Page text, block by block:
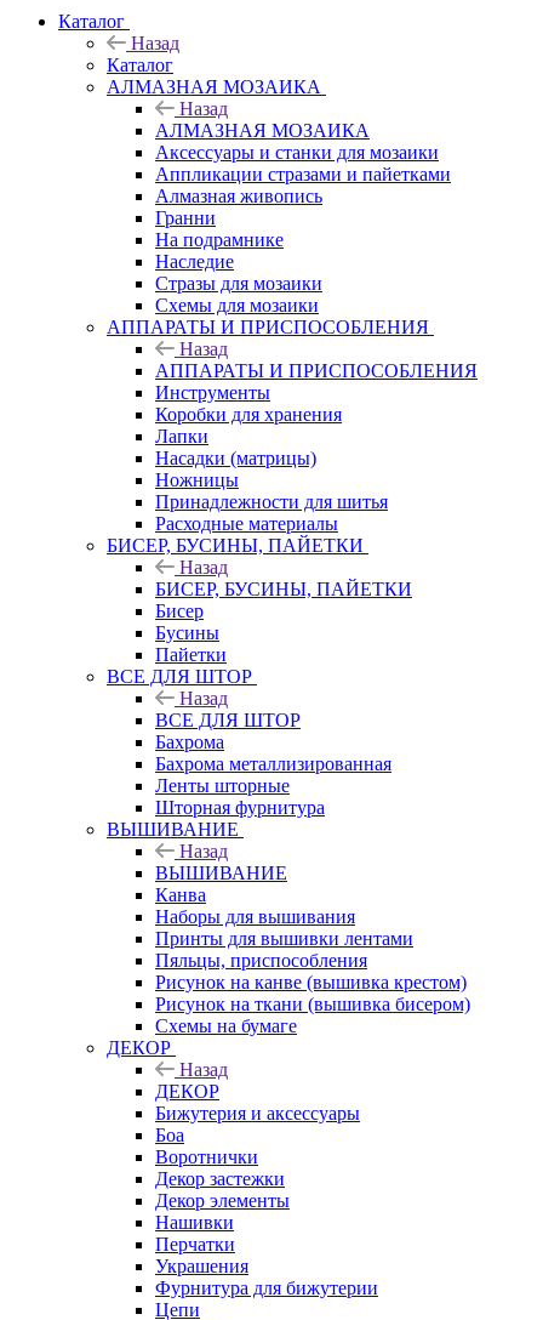
Каталог
Назад
Каталог
АЛМАЗНАЯ МОЗАИКА
Назад
АЛМАЗНАЯ МОЗАИКА
Аксессуары и станки для мозаики
Аппликации стразами и пайетками
Алмазная живопись
Гранни
На подрамнике
Наследие
Стразы для мозаики
Схемы для мозаики
АППАРАТЫ И ПРИСПОСОБЛЕНИЯ
Назад
АППАРАТЫ И ПРИСПОСОБЛЕНИЯ
Инструменты
Коробки для хранения
Лапки
Насадки (матрицы)
Ножницы
Принадлежности для шитья
Расходные материалы
БИСЕР, БУСИНЫ, ПАЙЕТКИ
Назад
БИСЕР, БУСИНЫ, ПАЙЕТКИ
Бисер
Бусины
Пайетки
ВСЕ ДЛЯ ШТОР
Назад
ВСЕ ДЛЯ ШТОР
Бахрома
Бахрома металлизированная
Ленты шторные
Шторная фурнитура
ВЫШИВАНИЕ
Назад
ВЫШИВАНИЕ
Канва
Наборы для вышивания
Принты для вышивки лентами
Пяльцы, приспособления
Рисунок на канве (вышивка крестом)
Рисунок на ткани (вышивка бисером)
Схемы на бумаге
ДЕКОР
Назад
ДЕКОР
Бижутерия и аксессуары
Боа
Воротнички
Декор застежки
Декор элементы
Нашивки
Перчатки
Украшения
Фурнитура для бижутерии
Цепи